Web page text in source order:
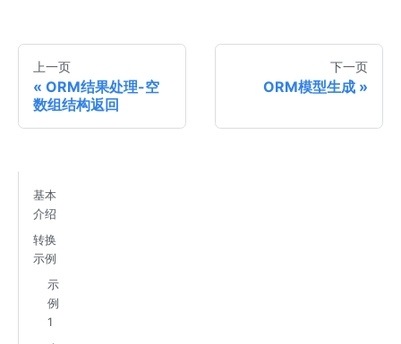
上一页
ORM结果处理-空
数组结构返回
下一页
ORM模型生成
基本
介绍
转换
示例
示
例
1
，